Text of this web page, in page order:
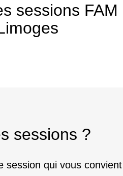
sessions FAM
sessions ?
session qui vous convient